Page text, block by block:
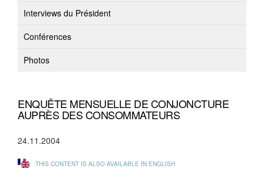
Interviews du Président
Conférences
Photos
ENQUÊTE MENSUELLE DE CONJONCTURE
AUPRÈS DES CONSOMMATEURS
24.11.2004
THIS CONTENT IS ALSO AVAILABLE IN ENGLISH